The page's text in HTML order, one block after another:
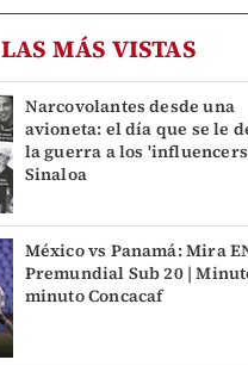
LAS MÁS VISTAS
Narcovolantes desde una
avioneta: el día que se le
la guerra a los
Sinaloa
México vs Panamá: Mira
Premundial Sub 20 |
minuto Concacaf